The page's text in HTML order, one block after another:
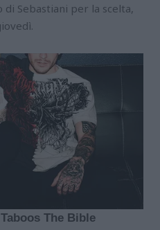
di Sebastiani per la scelta,